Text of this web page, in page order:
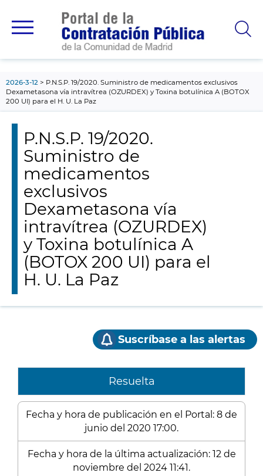
principal
2026-3-12
P.N.S.P. 19/2020. Suministro de medicamentos exclusivos
Dexametasona vía intravítrea (OZURDEX) y Toxina botulínica A (BOTOX
200 UI) para el H. U. La Paz
P.N.S.P. 19/2020.
Suministro de
medicamentos
exclusivos
Dexametasona vía
intravítrea (OZURDEX)
y Toxina botulínica A
(BOTOX 200 UI) para el
H. U. La Paz
Suscríbase a las alertas
Resuelta
Fecha y hora de publicación en el Portal: 8 de
junio del 2020 17:00.
Fecha y hora de la última actualización: 12 de
noviembre del 2024 11:41.